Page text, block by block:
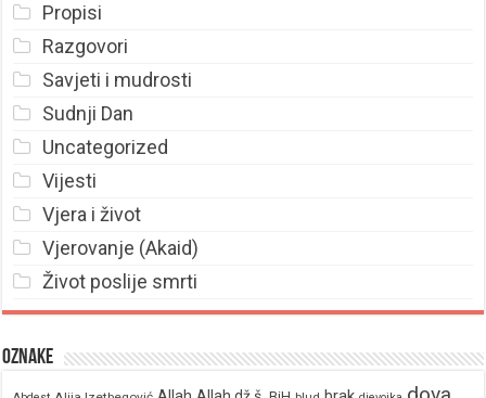
Propisi
Razgovori
Savjeti i mudrosti
Sudnji Dan
Uncategorized
Vijesti
Vjera i život
Vjerovanje (Akaid)
Život poslije smrti
Oznake